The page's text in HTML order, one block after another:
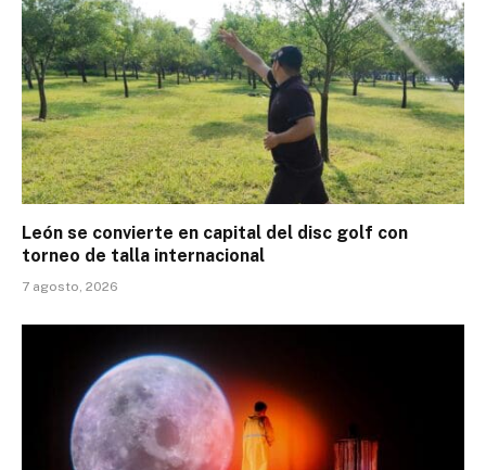
León se convierte en capital del disc golf con
torneo de talla internacional
7 agosto, 2026